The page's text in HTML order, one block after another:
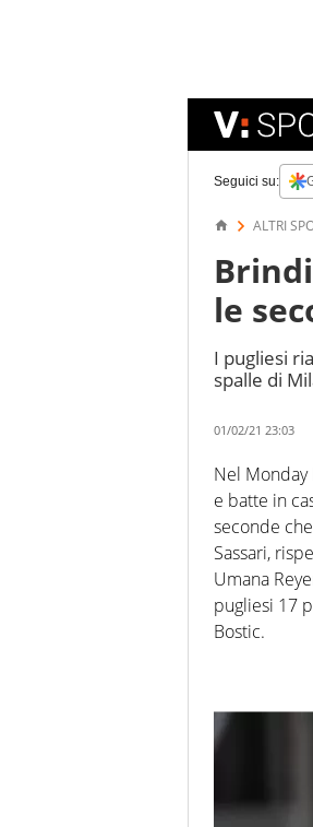
Seguici su:
ALTRI
le
I pugliesi
spalle di
01/02/21 23:03
Nel
e batte in
seconde
Sassari,
Umana
pugliesi 17
Bostic.